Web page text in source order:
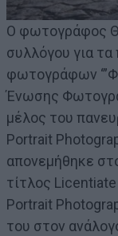
Ο φωτογράφος
συλλόγου για
φωτογράφων
Ένωσης
μέλος του
Portrait
απονεμήθηκε
τίτλος
Portrait
του στον